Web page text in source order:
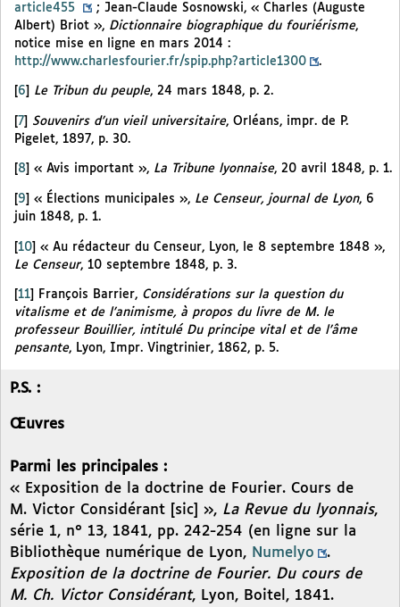
article455
; Jean-Claude Sosnowski, « Charles (Auguste
Albert) Briot », Dictionnaire biographique du fouriérisme,
notice mise en ligne en mars 2014 :
http://www.charlesfourier.fr/spip.php?article1300
.
6 Le Tribun du peuple, 24 mars 1848, p. 2.
[7] Souvenirs d’un vieil universitaire, Orléans, impr. de P.
Pigelet, 1897, p. 30.
8 « Avis important », La Tribune lyonnaise, 20 avril 1848, p. 1.
9 « Élections municipales », Le Censeur, journal de Lyon, 6
juin 1848, p. 1.
[10] « Au rédacteur du Censeur, Lyon, le 8 septembre 1848 »,
Le Censeur, 10 septembre 1848, p. 3.
11 François Barrier, Considérations sur la question du
vitalisme et de l’animisme, à propos du livre de M. le
professeur Bouillier, intitulé Du principe vital et de l’âme
pensante, Lyon, Impr. Vingtrinier, 1862, p. 5.
P.S. :
Œuvres
Parmi les principales :
« Exposition de la doctrine de Fourier. Cours de
M. Victor Considérant [sic] », La Revue du lyonnais,
série 1, n° 13, 1841, pp. 242-254 (en ligne sur la
Bibliothèque numérique de Lyon, Numelyo
.
Exposition de la doctrine de Fourier. Du cours de
M. Ch. Victor Considérant, Lyon, Boitel, 1841.